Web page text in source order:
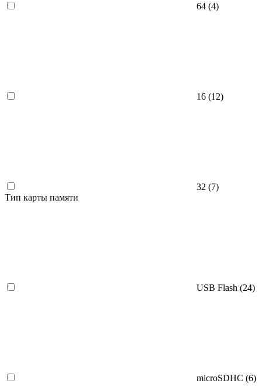
64 (4)
16 (12)
32 (7)
Тип карты памяти
USB Flash (24)
microSDHC (6)